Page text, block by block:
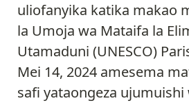
uliofanyika katika makao
la Umoja wa Mataifa la
Utamaduni (UNESCO)
Mei 14, 2024 amesema
safi yataongeza ujumuishi